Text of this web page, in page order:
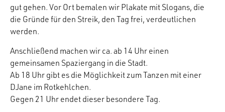
gut gehen. Vor Ort bemalen wir Plakate mit Slogans, die
die Gründe für den Streik, den Tag frei, verdeutlichen
werden.
Anschließend machen wir ca. ab 14 Uhr einen
gemeinsamen Spaziergang in die Stadt.
Ab 18 Uhr gibt es die Möglichkeit zum Tanzen mit einer
DJane im Rotkehlchen.
Gegen 21 Uhr endet dieser besondere Tag.